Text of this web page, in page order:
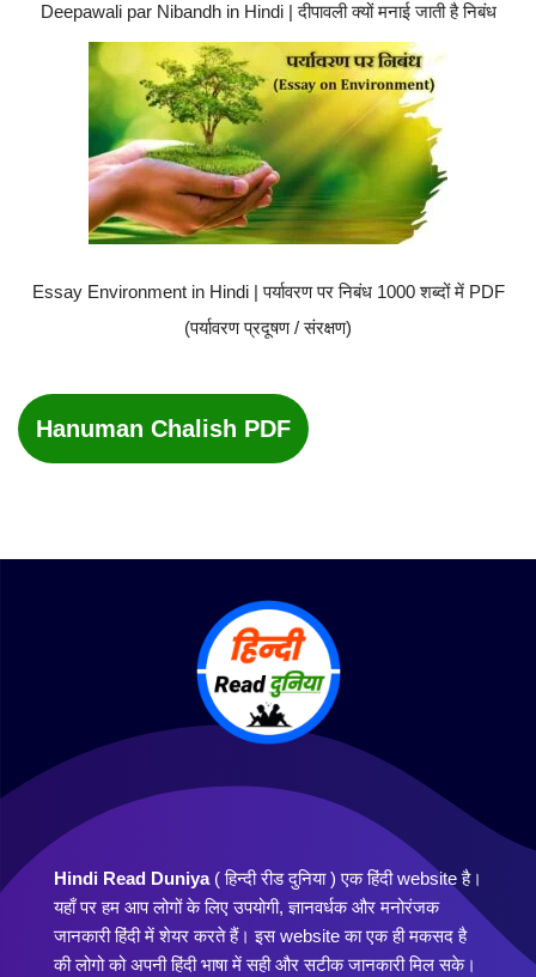
Deepawali par Nibandh in Hindi | दीपावली क्यों मनाई जाती है निबंध
Essay Environment in Hindi | पर्यावरण पर निबंध 1000 शब्दों में PDF
(पर्यावरण प्रदूषण / संरक्षण)
Hanuman Chalish PDF
Hindi Read Duniya( हिन्दी रीड दुनिया ) एक हिंदी website है।
यहाँ पर हम आप लोगों के लिए उपयोगी, ज्ञानवर्धक और मनोरंजक
जानकारी हिंदी में शेयर करते हैं। इस website का एक ही मकसद है
की लोगो को अपनी हिंदी भाषा में सही और सटीक जानकारी मिल सके।